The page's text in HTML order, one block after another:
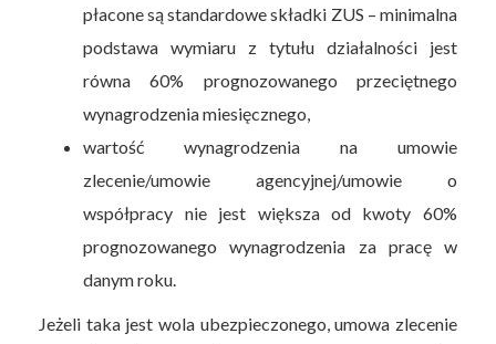
płacone są standardowe składki ZUS – minimalna
podstawa wymiaru z tytułu działalności jest
równa 60% prognozowanego przeciętnego
wynagrodzenia miesięcznego,
wartość wynagrodzenia na umowie
zlecenie/umowie agencyjnej/umowie o
współpracy nie jest większa od kwoty 60%
prognozowanego wynagrodzenia za pracę w
danym roku.
Jeżeli taka jest wola ubezpieczonego, umowa zlecenie